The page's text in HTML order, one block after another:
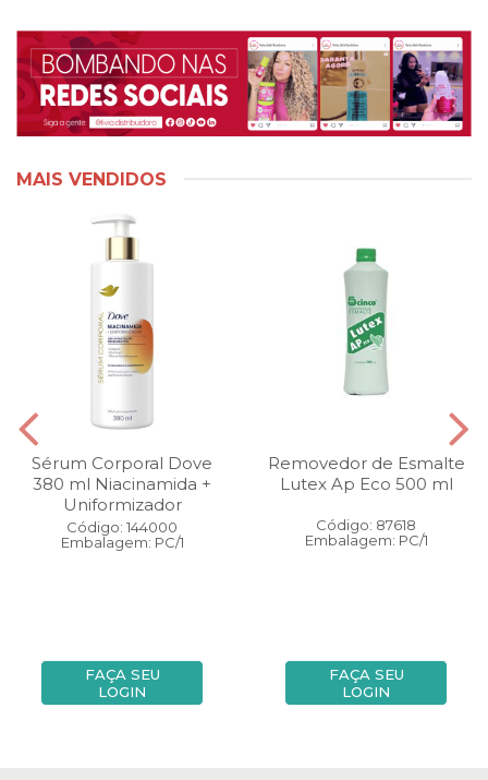
MAIS VENDIDOS
Sérum Corporal Dove
380 ml Niacinamida +
Uniformizador
Código: 144000
Embalagem: PC/1
FAÇA SEU
LOGIN
Removedor de Esmalte
Lutex Ap Eco 500 ml
Código: 87618
Embalagem: PC/1
FAÇA SEU
LOGIN